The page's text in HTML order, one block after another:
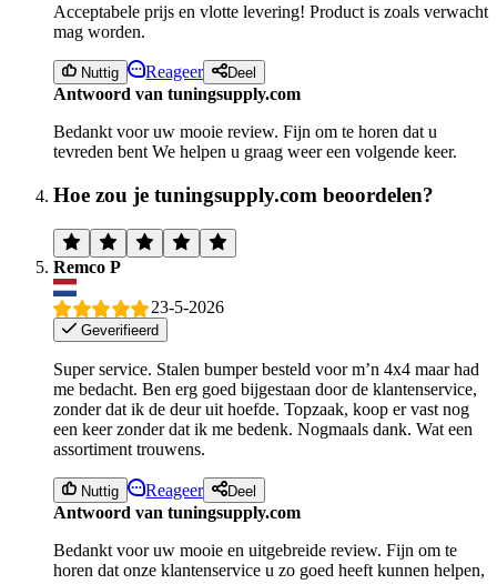
Acceptabele prijs en vlotte levering! Product is zoals verwacht
mag worden.
Nuttig Reageer Deel
Antwoord van tuningsupply.com
Bedankt voor uw mooie review. Fijn om te horen dat u
tevreden bent We helpen u graag weer een volgende keer.
Hoe zou je tuningsupply.com beoordelen?
Remco P
23-5-2026
Geverifieerd
Super service. Stalen bumper besteld voor m’n 4x4 maar had
me bedacht. Ben erg goed bijgestaan door de klantenservice,
zonder dat ik de deur uit hoefde. Topzaak, koop er vast nog
een keer zonder dat ik me bedenk. Nogmaals dank. Wat een
assortiment trouwens.
Nuttig Reageer Deel
Antwoord van tuningsupply.com
Bedankt voor uw mooie en uitgebreide review. Fijn om te
horen dat onze klantenservice u zo goed heeft kunnen helpen,